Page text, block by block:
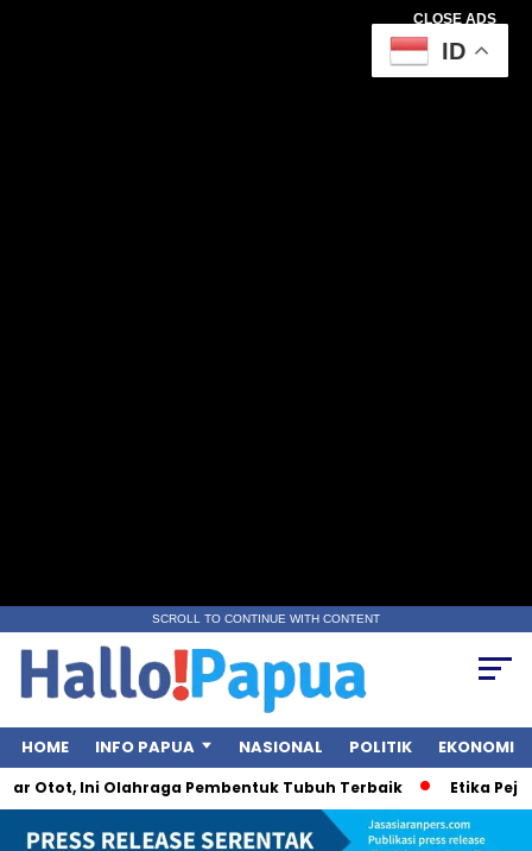
CLOSE ADS
SCROLL TO CONTINUE WITH CONTENT
HOME INFO PAPUA NASIONAL POLITIK EKONOMI
Otot, Ini Olahraga Pembentuk Tubuh Terbaik Etika
ID